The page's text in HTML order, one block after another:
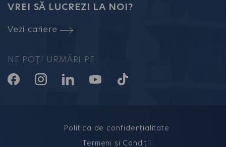
VREI SĂ LUCREZI LA NOI?
Vezi cariere
NE POȚI URMĂRI PE
Politica de confidențialitate
Termeni și Condiții